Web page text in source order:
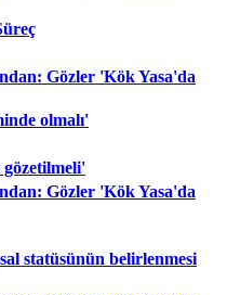
Gözler 'Kök Yasa'da
olmalı'
Gözler 'Kök Yasa'da
statüsünün belirlenmesi